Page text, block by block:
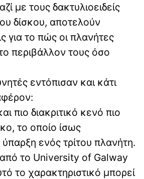
με τους δακτυλιοειδείς
δίσκου, αποτελούν
για το πώς οι πλανήτες
περιβάλλον τους όσο
εντόπισαν και κάτι
πιο διακριτικό κενό πιο
το οποίο ίσως
ενός τρίτου πλανήτη.
το University of Galway
το χαρακτηριστικό μπορεί